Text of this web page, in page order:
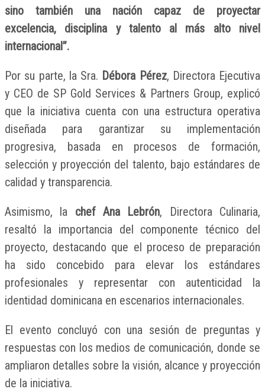
sino también una nación capaz de proyectar
excelencia, disciplina y talento al más alto nivel
internacional”.
Por su parte, la Sra. Débora Pérez, Directora Ejecutiva
y CEO de SP Gold Services & Partners Group, explicó
que la iniciativa cuenta con una estructura operativa
diseñada para garantizar su implementación
progresiva, basada en procesos de formación,
selección y proyección del talento, bajo estándares de
calidad y transparencia.
Asimismo, la chef Ana Lebrón, Directora Culinaria,
resaltó la importancia del componente técnico del
proyecto, destacando que el proceso de preparación
ha sido concebido para elevar los estándares
profesionales y representar con autenticidad la
identidad dominicana en escenarios internacionales.
El evento concluyó con una sesión de preguntas y
respuestas con los medios de comunicación, donde se
ampliaron detalles sobre la visión, alcance y proyección
de la iniciativa.